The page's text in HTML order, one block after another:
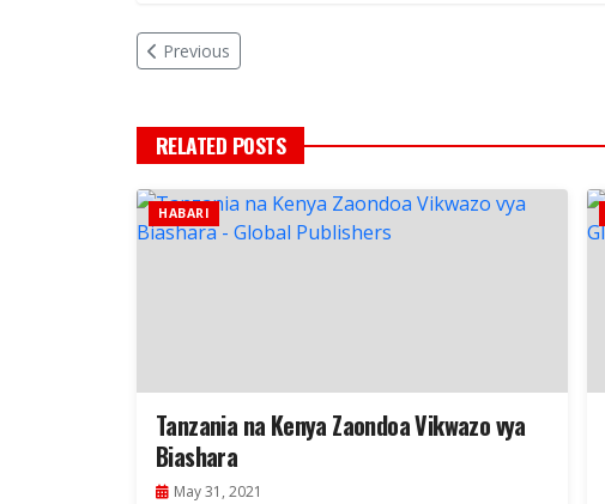
Previous
RELATED POSTS
HABARI
Tanzania na Kenya Zaondoa Vikwazo vya
Biashara
May 31, 2021